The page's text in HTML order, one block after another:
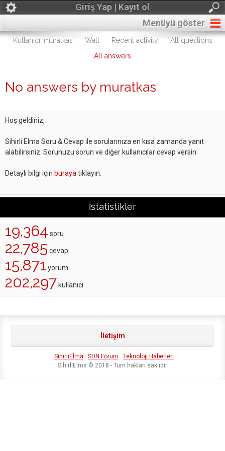
Giriş Yap | Kayıt ol
Menüyü göster
Kullanıcı: muratkas Wall Recent activity
All questions
All answers
No answers by muratkas
Hoş geldiniz,
Sihirli Elma Soru & Cevap ile sorularınıza en kısa zamanda yanıt
alabilirsiniz. Sorunuzu sorun ve diğer kullanıcılar cevap versin.
Detaylı bilgi için buraya tıklayın.
İstatistikler
19,364 soru
22,785 cevap
15,871 yorum
202,297 kullanıcı
İletişim
SihirliElma SDN Forum
Teknoloji Haberleri
SihirliElma © 2018 - Tüm hakları saklıdır